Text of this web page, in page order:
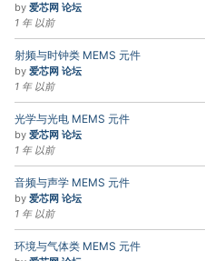
by 爱芯网 论坛
1 年 以前
射频与时钟类 MEMS 元件
by 爱芯网 论坛
1 年 以前
光学与光电 MEMS 元件
by 爱芯网 论坛
1 年 以前
音频与声学 MEMS 元件
by 爱芯网 论坛
1 年 以前
环境与气体类 MEMS 元件